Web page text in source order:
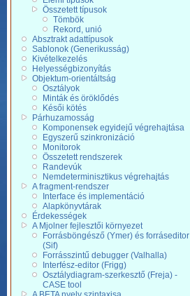
Összetett típusok
Tömbök
Rekord, unió
Absztrakt adattípusok
Sablonok (Generikusság)
Kivételkezelés
Helyességbizonyítás
Objektum-orientáltság
Osztályok
Minták és öröklődés
Késői kötés
Párhuzamosság
Komponensek egyidejű végrehajtása
Egyszerű szinkronizáció
Monitorok
Összetett rendszerek
Randevúk
Nemdeterminisztikus végrehajtás
A fragment-rendszer
Interface és implementáció
Alapkönyvtárak
Érdekességek
A Mjolner fejlesztői környezet
Forrásböngésző (Ymer) és forráseditor
(Sif)
Forrásszintű debugger (Valhalla)
Interfész-editor (Frigg)
Osztálydiagram-szerkesztő (Freja) -
CASE tool